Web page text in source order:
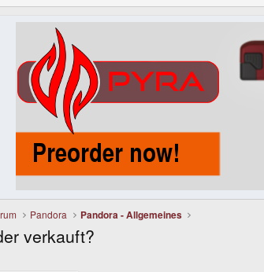
Pandora Pandora - Allgemeines
verkauft?